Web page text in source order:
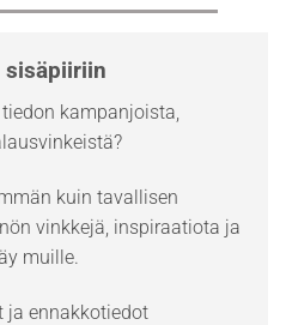
sisäpiiriin
kampanjoista,
kuin tavallisen
vinkkejä, inspiraatiota ja
muille.
ja ennakkotiedot